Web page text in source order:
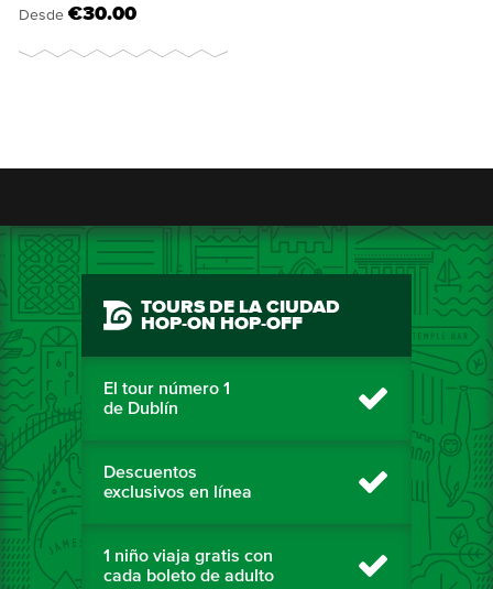
Desde €30.00
TOURS DE LA CIUDAD
HOP-ON HOP-OFF
El tour número 1
de Dublín
Descuentos
exclusivos en línea
1 niño viaja gratis con
cada boleto de adulto